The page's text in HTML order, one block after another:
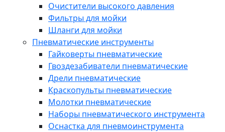
Очистители высокого давления
Фильтры для мойки
Шланги для мойки
Пневматические инструменты
Гайковерты пневматические
Гвоздезабиватели пневматические
Дрели пневматические
Краскопульты пневматические
Молотки пневматические
Наборы пневматического инструмента
Оснастка для пневмоинструмента